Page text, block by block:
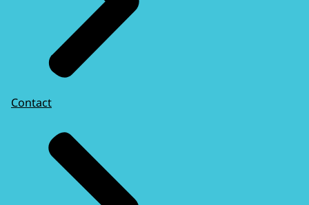
Contact